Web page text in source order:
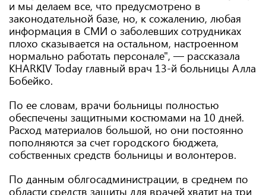
и мы делаем все, что предусмотрено в
законодательной базе, но, к сожалению, любая
информация в СМИ о заболевших сотрудниках
плохо сказывается на остальном, настроенном
нормально работать персонале", — рассказала
KHARKIV Today главный врач 13-й больницы Алла
Бобейко.
По ее словам, врачи больницы полностью
обеспечены защитными костюмами на 10 дней.
Расход материалов большой, но они постоянно
пополняются за счет городского бюджета,
собственных средств больницы и волонтеров.
По данным облгосадминистрации, в среднем по
области средств защиты для врачей хватит на три